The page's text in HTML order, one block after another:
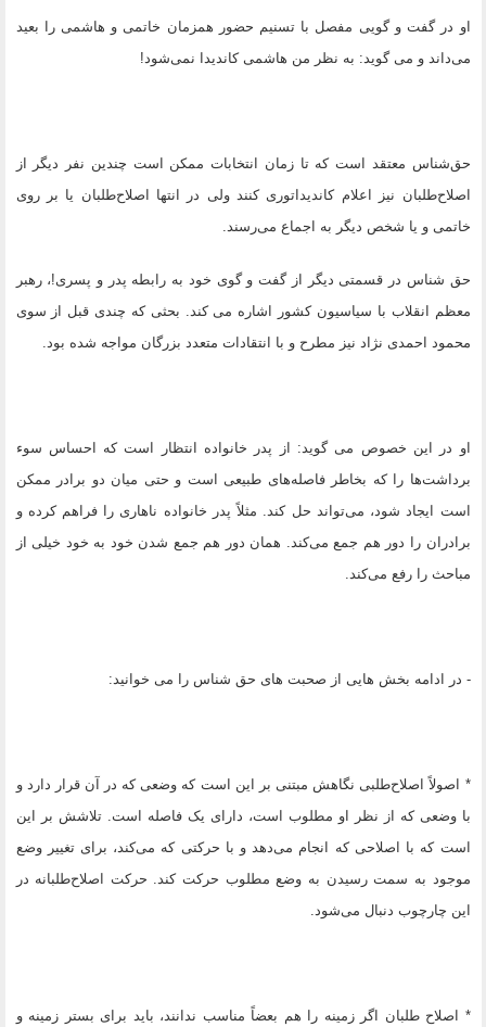
او در گفت و گویی مفصل با تسنیم حضور همزمان خاتمی و هاشمی را بعید
می‌داند و می گوید: به نظر من هاشمی کاندیدا نمی‌شود!
حق‌شناس معتقد است که تا زمان انتخابات ممکن است چندین نفر دیگر از
اصلاح‌طلبان نیز اعلام کاندیداتوری کنند ولی در انتها اصلاح‌طلبان یا بر روی
خاتمی و یا شخص دیگر به اجماع می‌رسند.
حق شناس در قسمتی دیگر از گفت و گوی خود به رابطه پدر و پسری!، رهبر
معظم انقلاب با سیاسیون کشور اشاره می کند. بحثی که چندی قبل از سوی
محمود احمدی نژاد نیز مطرح و با انتقادات متعدد بزرگان مواجه شده بود.
او در این خصوص می گوید: از پدر خانواده انتظار است که احساس سوء
برداشت‌ها را که بخاطر فاصله‌های طبیعی است و حتی میان دو برادر ممکن
است ایجاد شود، می‌تواند حل کند. مثلاً پدر خانواده ناهاری را فراهم کرده و
برادران را دور هم جمع می‌کند. همان دور هم جمع شدن خود به خود خیلی از
مباحث را رفع می‌کند.
- در ادامه بخش هایی از صحبت های حق شناس را می خوانید:
* اصولاً اصلاح‌طلبی نگاهش مبتنی بر این است که وضعی که در آن قرار دارد و
با وضعی که از نظر او مطلوب است، دارای یک فاصله است. تلاشش بر این
است که با اصلاحی که انجام می‌دهد و با حرکتی که می‌کند، برای تغییر وضع
موجود به سمت رسیدن به وضع مطلوب حرکت کند. حرکت اصلاح‌طلبانه در
این چارچوب دنبال می‌شود.
* اصلاح طلبان اگر زمینه را هم بعضاً مناسب ندانند، باید برای بستر زمینه و